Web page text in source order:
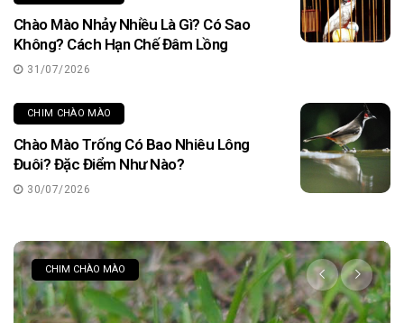
Chào Mào Nhảy Nhiều Là Gì? Có Sao
Không? Cách Hạn Chế Đâm Lồng
31/07/2026
CHIM CHÀO MÀO
Chào Mào Trống Có Bao Nhiêu Lông
Đuôi? Đặc Điểm Như Nào?
30/07/2026
CHIM CHÀO MÀO